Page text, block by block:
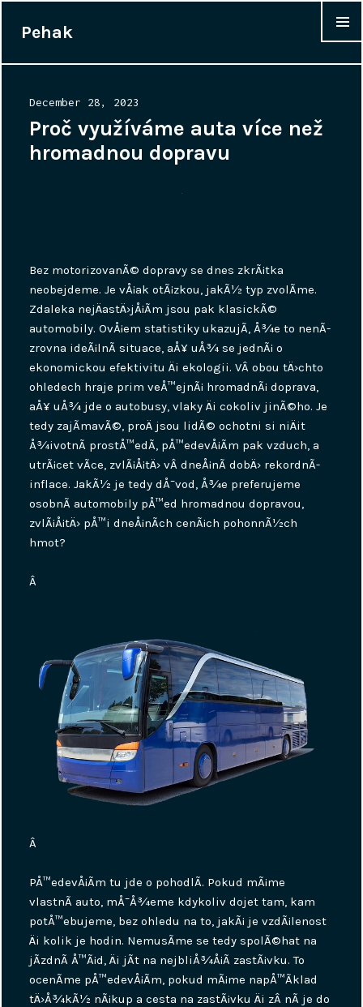
Pehak
Posted
on
December 28, 2023
Proč využíváme auta více než
hromadnou dopravu
Bez motorizovanÃ© dopravy se dnes zkrÃ¡tka
neobejdeme. Je vÅ¡ak otÃ¡zkou, jakÃ½ typ zvolÃ­me.
Zdaleka nejÄastÄ›jÅ¡Ã­m jsou pak klasickÃ©
automobily. OvÅ¡em statistiky ukazujÃ­, Å¾e to nenÃ­
zrovna ideÃ¡lnÃ­ situace, aÅ¥ uÅ¾ se jednÃ¡ o
ekonomickou efektivitu Äi ekologii. VÂ obou tÄ›chto
ohledech hraje prim veÅ™ejnÃ¡ hromadnÃ¡ doprava,
aÅ¥ uÅ¾ jde o autobusy, vlaky Äi cokoliv jinÃ©ho. Je
tedy zajÃ­mavÃ©, proÄ jsou lidÃ© ochotni si niÄit
Å¾ivotnÃ­ prostÅ™edÃ­, pÅ™edevÅ¡Ã­m pak vzduch, a
utrÃ¡cet vÃ­ce, zvlÃ¡Å¡tÄ› vÂ dneÅ¡nÃ­ dobÄ› rekordnÃ­
inflace. JakÃ½ je tedy dÅ¯vod, Å¾e preferujeme
osobnÃ­ automobily pÅ™ed hromadnou dopravou,
zvlÃ¡Å¡tÄ› pÅ™i dneÅ¡nÃ­ch cenÃ¡ch pohonnÃ½ch
hmot?
Â
Â
PÅ™edevÅ¡Ã­m tu jde o pohodlÃ­. Pokud mÃ¡me
vlastnÃ­ auto, mÅ¯Å¾eme kdykoliv dojet tam, kam
potÅ™ebujeme, bez ohledu na to, jakÃ¡ je vzdÃ¡lenost
Äi kolik je hodin. NemusÃ­me se tedy spolÃ©hat na
jÃ­zdnÃ­ Å™Ã¡d, Äi jÃ­t na nejbliÅ¾Å¡Ã­ zastÃ¡vku. To
ocenÃ­me pÅ™edevÅ¡Ã­m, pokud mÃ¡me napÅ™Ã­klad
tÄ›Å¾kÃ½ nÃ¡kup a cesta na zastÃ¡vku Äi zÂ nÃ­ je do